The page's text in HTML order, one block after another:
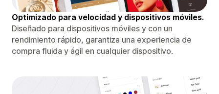
Optimizado para velocidad y dispositivos móviles.
Diseñado para dispositivos móviles y con un
rendimiento rápido, garantiza una experiencia de
compra fluida y ágil en cualquier dispositivo.